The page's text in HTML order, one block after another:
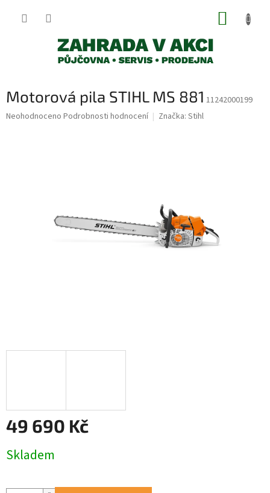
Motorová pila STIHL MS 881 11242000199
Průměrné
Neohodnoceno Podrobnosti hodnocení Značka: Stihl
49 690 Kč
cena:
Skladem